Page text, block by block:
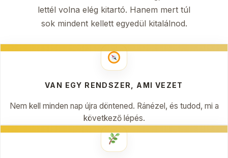
lettél volna elég kitartó. Hanem mert túl
sok mindent kellett egyedül kitalálnod.
VAN EGY RENDSZER, AMI VEZET
Nem kell minden nap újra döntened. Ránézel, és tudod, mi a
következő lépés.